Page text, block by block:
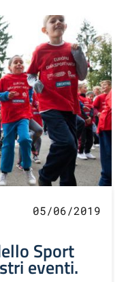
05/06/2019
Sport
eventi.